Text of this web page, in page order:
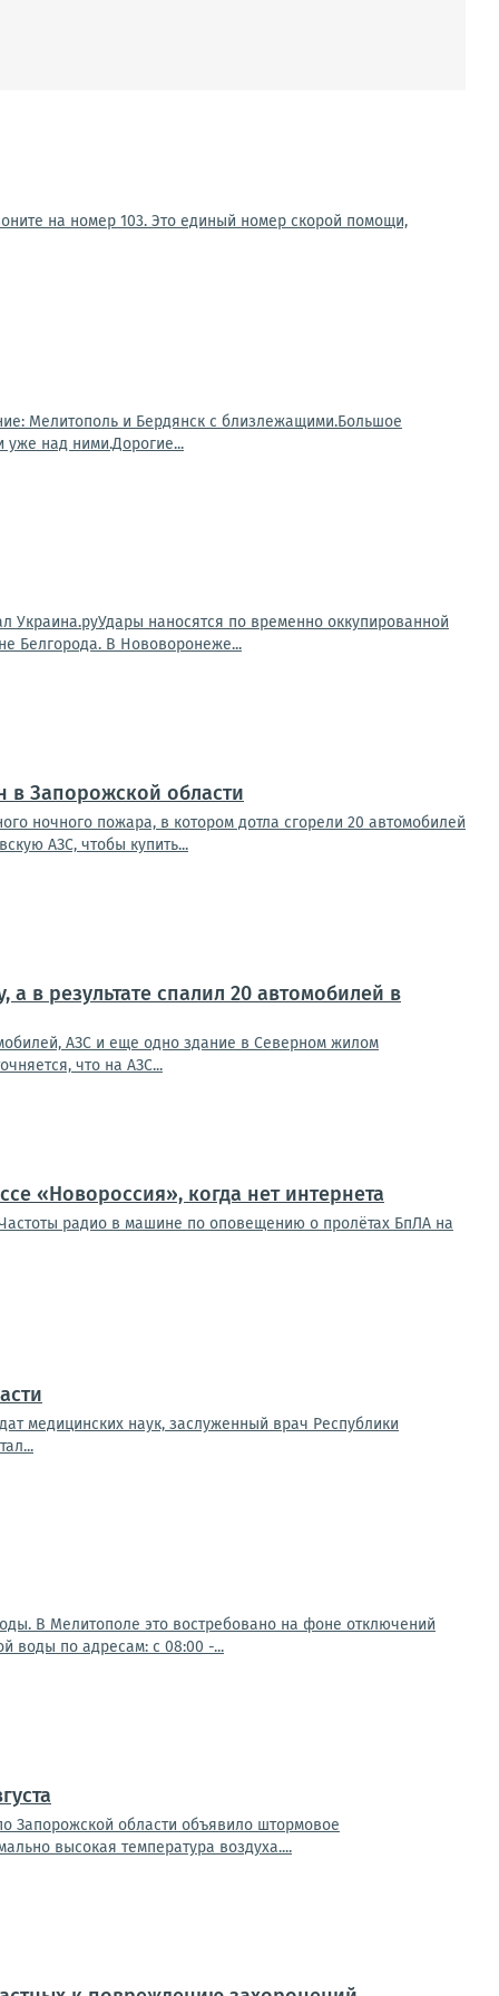
на номер 103. Это единый номер скорой помощи,
Мелитополь и Бердянск с близлежащими.Большое
уже над ними.Дорогие...
Украина.руУдары наносятся по временно оккупированной
Белгорода. В Нововоронеже...
в Запорожской области
ночного пожара, в котором дотла сгорели 20 автомобилей
АЗС, чтобы купить...
в результате спалил 20 автомобилей в
АЗС и еще одно здание в Северном жилом
что на АЗС...
«Новороссия», когда нет интернета
радио в машине по оповещению о пролётах БпЛА на
медицинских наук, заслуженный врач Республики
В Мелитополе это востребовано на фоне отключений
воды по адресам: с 08:00 -...
Запорожской области объявило штормовое
высокая температура воздуха....